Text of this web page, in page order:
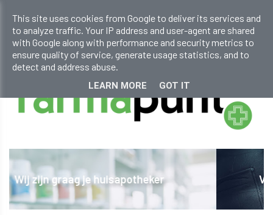
info@farmapunt.be
+32 (0)11 641 060
Verhuur persoonlijke hulpmiddelen
This site uses cookies from Google to deliver its services and
to analyze traffic. Your IP address and user-agent are shared
with Google along with performance and security metrics to
ensure quality of service, generate usage statistics, and to
detect and address abuse.
LEARN MORE GOT IT